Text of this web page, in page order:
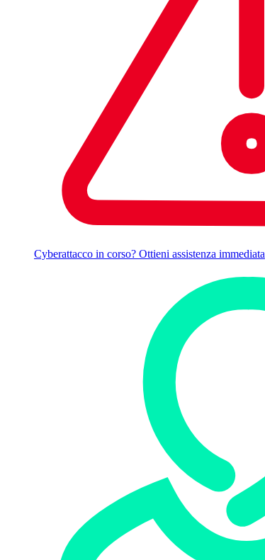
Cyberattacco in corso? Ottieni assistenza immediata